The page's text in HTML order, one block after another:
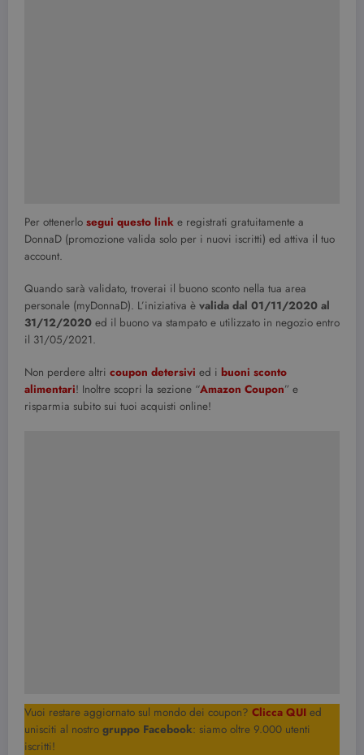
Per ottenerlo segui questo link e registrati gratuitamente a
DonnaD (promozione valida solo per i nuovi iscritti) ed attiva il tuo
account.
Quando sarà validato, troverai il buono sconto nella tua area
personale (myDonnaD). L’iniziativa è valida dal 01/11/2020 al
31/12/2020 ed il buono va stampato e utilizzato in negozio entro
il 31/05/2021.
Non perdere altri coupon detersivi ed i buoni sconto
alimentari! Inoltre scopri la sezione “Amazon Coupon” e
risparmia subito sui tuoi acquisti online!
Vuoi restare aggiornato sul mondo dei coupon? Clicca QUI ed
unisciti al nostro gruppo Facebook: siamo oltre 9.000 utenti
iscritti!